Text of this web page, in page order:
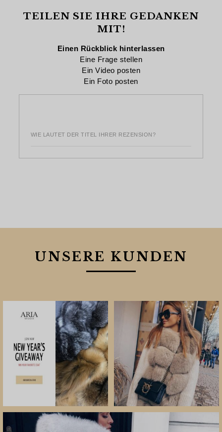
TEILEN SIE IHRE GEDANKEN
MIT!
Einen Rückblick hinterlassen
Eine Frage stellen
Ein Video posten
Ein Foto posten
WIE LAUTET DER TITEL IHRER REZENSION?
UNSERE KUNDEN